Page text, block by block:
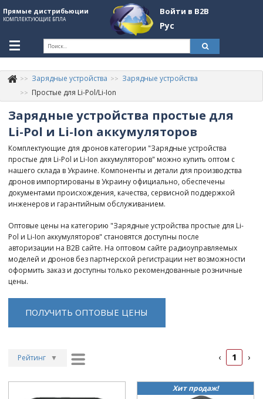
Прямые дистрибьюции
КОМПЛЕКТУЮЩИЕ БПЛА
Войти в B2B
Рус
+380507774092
Информация о компании
About Company
Обзоры
Категории
Бренды
Войти в B2B
Стать партнером
Зарядные устройства
Зарядные устройства
Простые для Li-Pol/Li-Ion
Зарядные устройства простые для
Li-Pol и Li-Ion аккумуляторов
Комплектующие для дронов категории "Зарядные устройства
простые для Li-Pol и Li-Ion аккумуляторов" можно купить оптом с
нашего склада в Украине. Компоненты и детали для производства
дронов импортированы в Украину официально, обеспечены
документами происхождения, качества, сервисной поддержкой
инженеров и гарантийным обслуживанием.
Оптовые цены на категорию "Зарядные устройства простые для Li-
Pol и Li-Ion аккумуляторов" становятся доступны после
авторизации на B2B сайте. На оптовом сайте радиоуправляемых
моделей и дронов без партнерской регистрации нет возможности
оформить заказ и доступны только рекомендованные розничные
цены.
ПОЛУЧИТЬ ОПТОВЫЕ ЦЕНЫ
Рейтинг ▼
‹ 1 ›
Хит продаж!